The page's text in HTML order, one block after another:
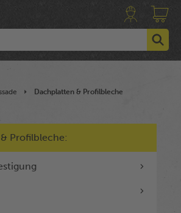
Dachplatten & Profilbleche
Profilbleche: